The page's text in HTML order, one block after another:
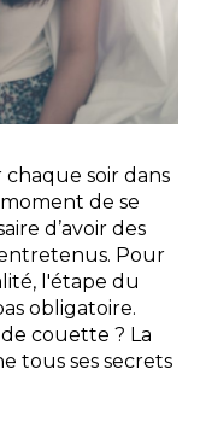
chaque soir dans
de se
d’avoir des
Pour
l'étape du
obligatoire.
couette ? La
tous ses secrets